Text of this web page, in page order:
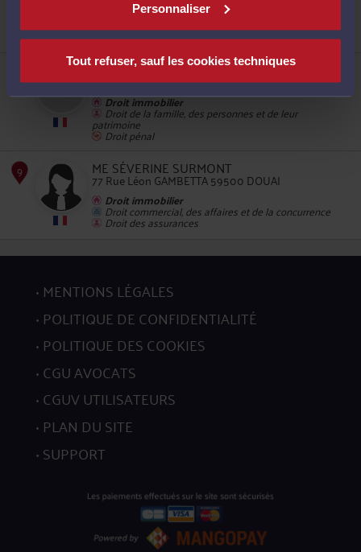
Personnaliser
Tout refuser, sauf les cookies techniques
7
Droit immobilier
Droit de la protection des données personnelles
Procédure civile
ME JEAN-PIERRE CONGOS
18 Rue d'Esquerchin 59500 DOUAI
Droit immobilier
Droit de la famille, des personnes et de leur
patrimoine
Droit pénal
ME SÉVERINE SURMONT
77 Rue Léon GAMBETTA 59500 DOUAI
Droit immobilier
Droit commercial, des affaires et de la concurrence
Droit des assurances
MENTIONS LÉGALES
POLITIQUE DE CONFIDENTIALITÉ
POLITIQUE DES COOKIES
CGU AVOCATS
CGUV UTILISATEURS
PLAN DU SITE
SUPPORT